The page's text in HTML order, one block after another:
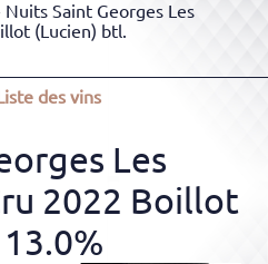
Nuits Saint Georges Les
(Lucien) btl.
des vins
Les
2022 Boillot